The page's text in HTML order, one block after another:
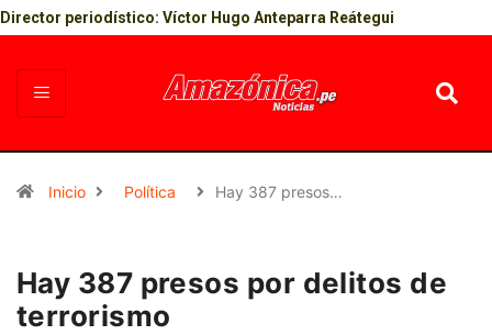
Director periodístico: Víctor Hugo Anteparra Reátegui
Inicio Política Hay 387 presos…
Hay 387 presos por delitos de
terrorismo